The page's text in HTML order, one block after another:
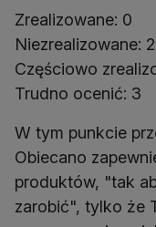
Zrealizowane: 0
Niezrealizowane: 2
Częściowo
Trudno ocenić: 3
W tym punkcie
Obiecano
produktów, "tak
zarobić", tylko że